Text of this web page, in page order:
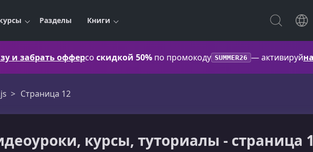
Разделы Книги
и забрать офферсо скидкой 50% по промокоду SUMMER26 — активируй
Страница 12
курсы, туториалы - страница